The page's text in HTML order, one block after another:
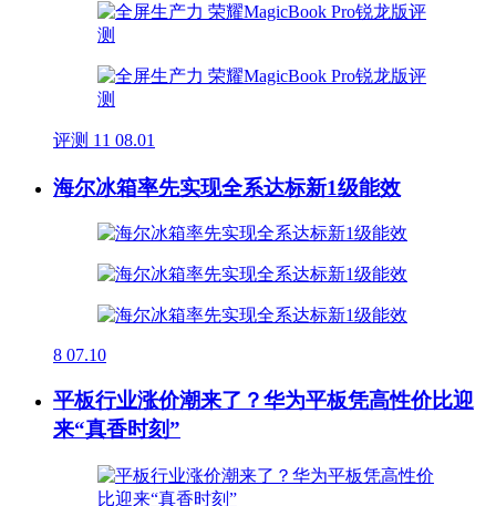
评测 11 08.01
海尔冰箱率先实现全系达标新1级能效
8 07.10
平板行业涨价潮来了？华为平板凭高性价比迎
来“真香时刻”